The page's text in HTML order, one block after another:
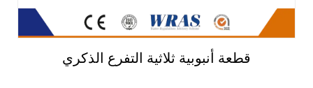
قطعة أنبوبية ثلاثية التفرع الذكري